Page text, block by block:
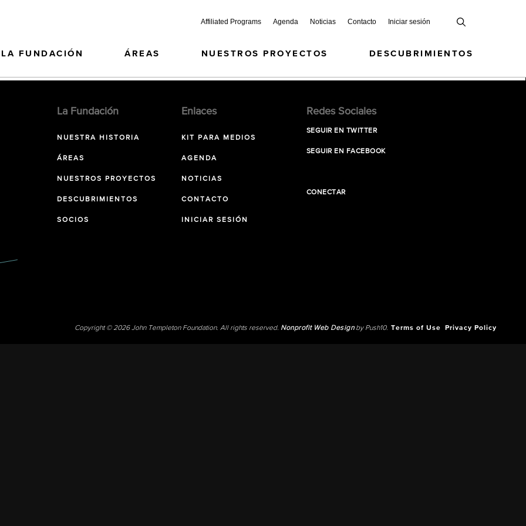
Affiliated Programs Agenda Noticias Contacto Iniciar sesión
LA FUNDACIÓN ÁREAS NUESTROS PROYECTOS DESCUBRIMIENTOS
La Fundación
NUESTRA HISTORIA
ÁREAS
NUESTROS PROYECTOS
DESCUBRIMIENTOS
SOCIOS
Enlaces
KIT PARA MEDIOS
AGENDA
NOTICIAS
CONTACTO
INICIAR SESIÓN
Redes Sociales
SEGUIR EN TWITTER
SEGUIR EN FACEBOOK
CONECTAR
Copyright © 2026 John Templeton Foundation. All rights reserved. Nonprofit Web Designby Push10. Terms of Use Privacy Policy